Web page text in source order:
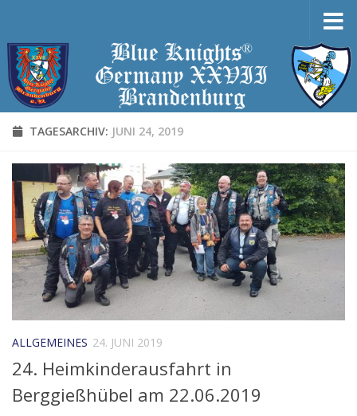
TAGESARCHIV: JUNI 24, 2019
ALLGEMEINES 24. JUNI 2019
24. Heimkinderausfahrt in
Berggießhübel am 22.06.2019